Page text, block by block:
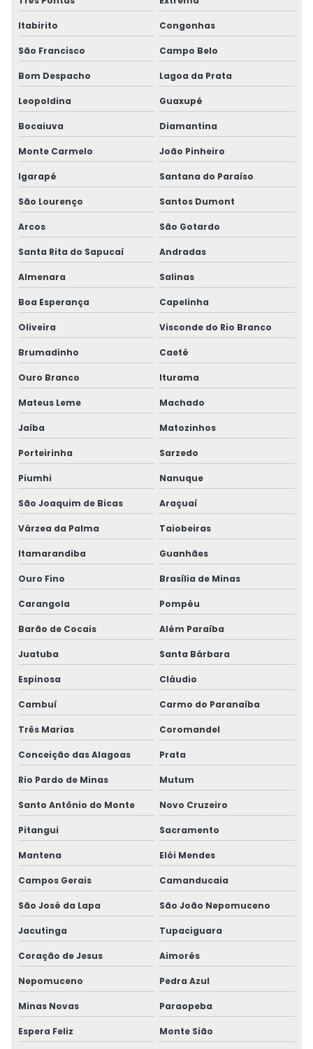
Itabirito Congonhas
São Francisco Campo Belo
Bom Despacho Lagoa da Prata
Leopoldina Guaxupé
Bocaiuva Diamantina
Monte Carmelo João Pinheiro
Igarapé Santana do Paraíso
São Lourenço Santos Dumont
Arcos São Gotardo
Santa Rita do Sapucaí Andradas
Almenara Salinas
Boa Esperança Capelinha
Oliveira Visconde do Rio Branco
Brumadinho Caeté
Ouro Branco Iturama
Mateus Leme Machado
Jaíba Matozinhos
Porteirinha Sarzedo
Piumhi Nanuque
São Joaquim de Bicas Araçuaí
Várzea da Palma Taiobeiras
Itamarandiba Guanhães
Ouro Fino Brasília de Minas
Carangola Pompéu
Barão de Cocais Além Paraíba
Juatuba Santa Bárbara
Espinosa Cláudio
Cambuí Carmo do Paranaíba
Três Marias Coromandel
Conceição das Alagoas Prata
Rio Pardo de Minas Mutum
Santo Antônio do Monte Novo Cruzeiro
Pitangui Sacramento
Mantena Elói Mendes
Campos Gerais Camanducaia
São José da Lapa São João Nepomuceno
Jacutinga Tupaciguara
Coração de Jesus Aimorés
Nepomuceno Pedra Azul
Minas Novas Paraopeba
Espera Feliz Monte Sião